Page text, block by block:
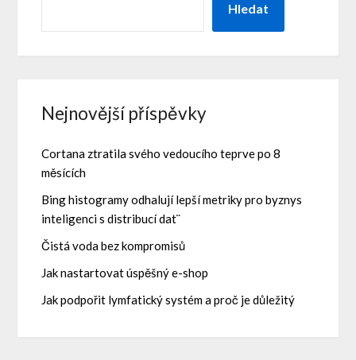
Hledat
Nejnovější příspěvky
Cortana ztratila svého vedoucího teprve po 8
měsících
Bing histogramy odhalují lepší metriky pro byznys
inteligenci s distribucí dat¨
Čistá voda bez kompromisů
Jak nastartovat úspěšný e-shop
Jak podpořit lymfatický systém a proč je důležitý